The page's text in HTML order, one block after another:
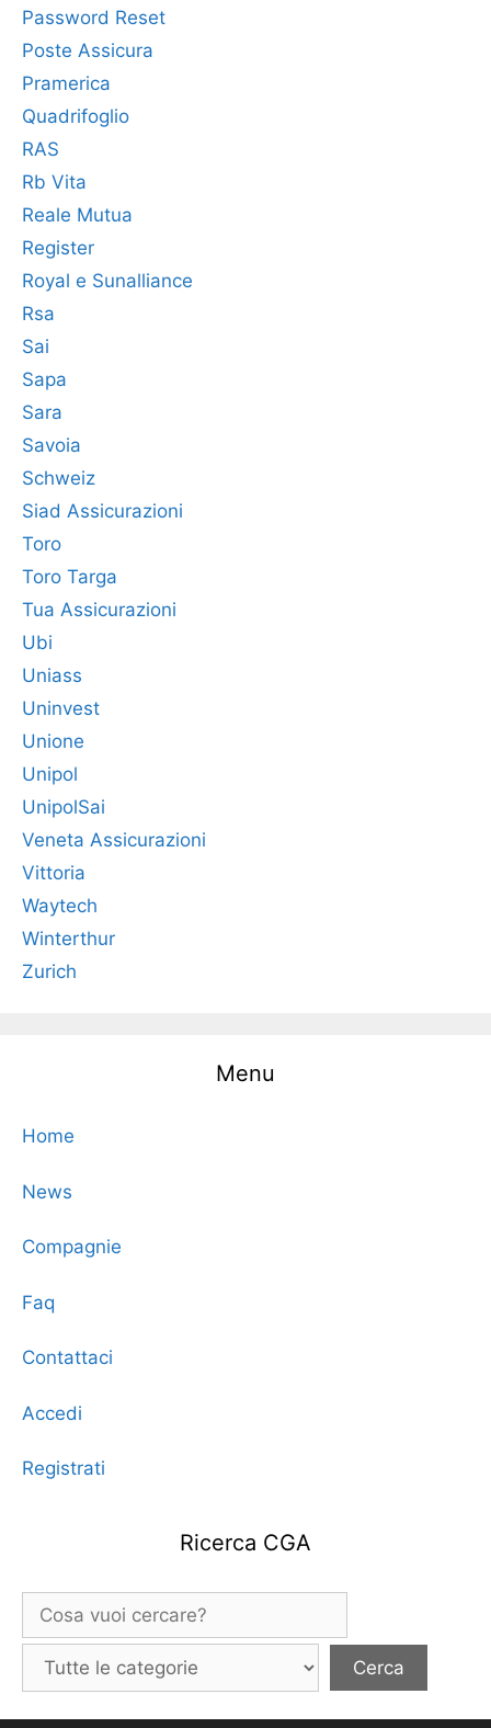
Password Reset
Poste Assicura
Pramerica
Quadrifoglio
RAS
Rb Vita
Reale Mutua
Register
Royal e Sunalliance
Rsa
Sai
Sapa
Sara
Savoia
Schweiz
Siad Assicurazioni
Toro
Toro Targa
Tua Assicurazioni
Ubi
Uniass
Uninvest
Unione
Unipol
UnipolSai
Veneta Assicurazioni
Vittoria
Waytech
Winterthur
Zurich
Menu
Home
News
Compagnie
Faq
Contattaci
Accedi
Registrati
Ricerca CGA